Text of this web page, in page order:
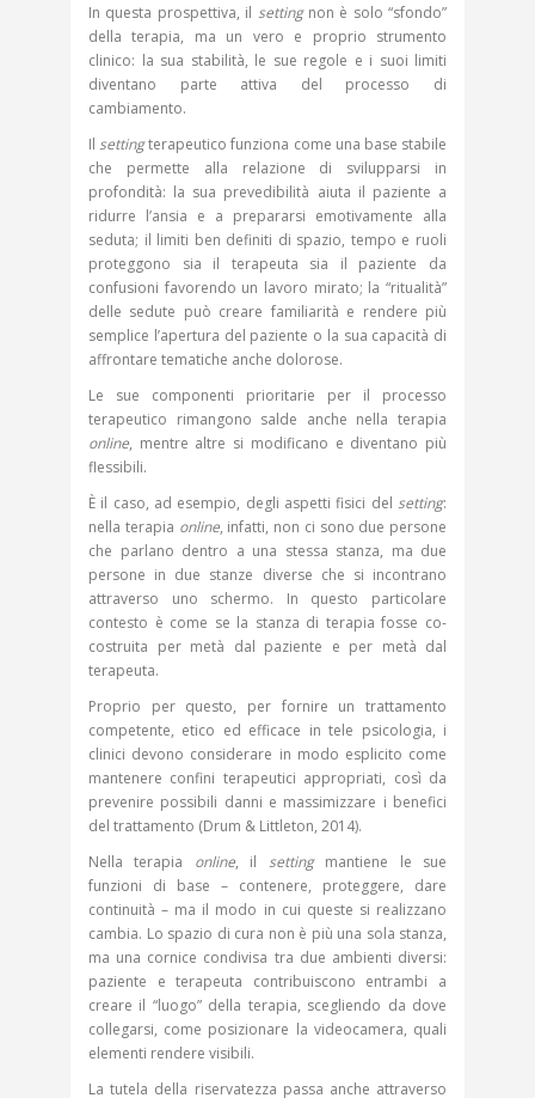
In questa prospettiva, il settingnon è solo “sfondo”
della terapia, ma un vero e proprio strumento
clinico: la sua stabilità, le sue regole e i suoi limiti
diventano parte attiva del processo di
cambiamento.
Ilsettingterapeutico funziona come una base stabile
che permette alla relazione di svilupparsi in
profondità: la sua prevedibilità aiuta il paziente a
ridurre l’ansia e a prepararsi emotivamente alla
seduta; il limiti ben definiti di spazio, tempo e ruoli
proteggono sia il terapeuta sia il paziente da
confusioni favorendo un lavoro mirato; la “ritualità”
delle sedute può creare familiarità e rendere più
semplice l’apertura del paziente o la sua capacità di
affrontare tematiche anche dolorose.
Le sue componenti prioritarie per il processo
terapeutico rimangono salde anche nella terapia
online, mentre altre si modificano e diventano più
flessibili.
È il caso, ad esempio, degli aspetti fisici del setting:
nella terapia online, infatti, non ci sono due persone
che parlano dentro a una stessa stanza, ma due
persone in due stanze diverse che si incontrano
attraverso uno schermo. In questo particolare
contesto è come se la stanza di terapia fosse co-
costruita per metà dal paziente e per metà dal
terapeuta.
Proprio per questo, per fornire un trattamento
competente, etico ed efficace in tele psicologia, i
clinici devono considerare in modo esplicito come
mantenere confini terapeutici appropriati, così da
prevenire possibili danni e massimizzare i benefici
del trattamento (Drum & Littleton, 2014).
Nella terapia online, il settingmantiene le sue
funzioni di base – contenere, proteggere, dare
continuità – ma il modo in cui queste si realizzano
cambia. Lo spazio di cura non è più una sola stanza,
ma una cornice condivisa tra due ambienti diversi:
paziente e terapeuta contribuiscono entrambi a
creare il “luogo” della terapia, scegliendo da dove
collegarsi, come posizionare la videocamera, quali
elementi rendere visibili.
La tutela della riservatezza passa anche attraverso